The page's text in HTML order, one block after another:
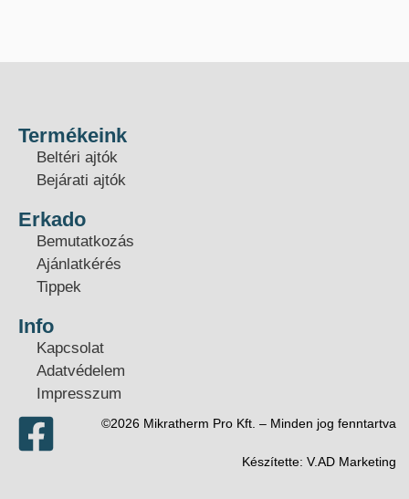
Termékeink
Beltéri ajtók
Bejárati ajtók
Erkado
Bemutatkozás
Ajánlatkérés
Tippek
Info
Kapcsolat
Adatvédelem
Impresszum
©2026 Mikratherm Pro Kft. – Minden jog fenntartva​
Készítette: V.AD Marketing